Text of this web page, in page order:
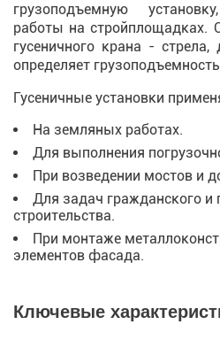
грузоподъемную
работы на стройплощадках.
гусеничного крана -
определяет
Гусеничные установки
На земляных работах.
Для выполнения
При возведении мостов и
Для задач гражданского
строительства.
При монтаже
элементов фасада.
Ключевые